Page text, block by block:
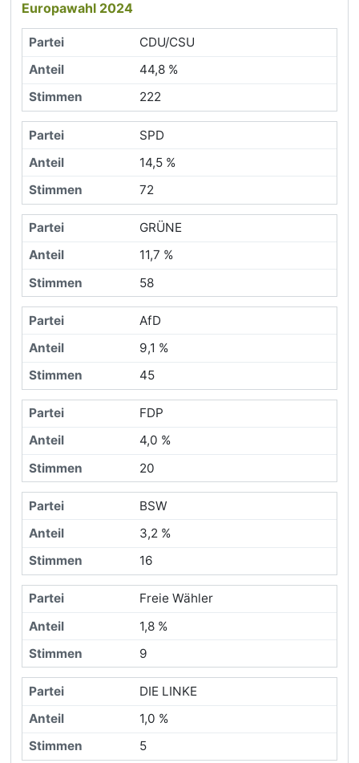
Europawahl 2024
CDU/CSU
44,8 %
222
SPD
14,5 %
72
GRÜNE
11,7 %
58
AfD
9,1 %
45
FDP
4,0 %
20
BSW
3,2 %
16
Freie Wähler
1,8 %
9
DIE LINKE
1,0 %
5